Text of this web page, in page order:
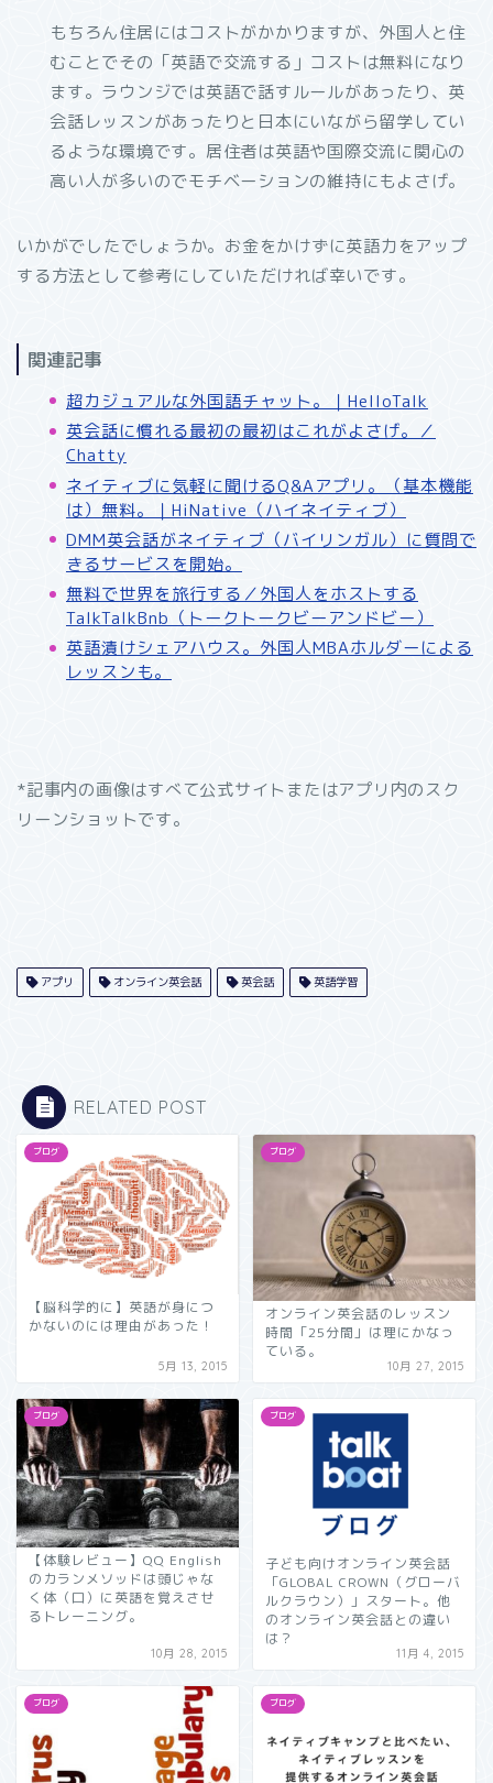
もちろん住居にはコストがかかりますが、外国人と住
むことでその「英語で交流する」コストは無料になり
ます。ラウンジでは英語で話すルールがあったり、英
会話レッスンがあったりと日本にいながら留学してい
るような環境です。居住者は英語や国際交流に関心の
高い人が多いのでモチベーションの維持にもよさげ。
いかがでしたでしょうか。お金をかけずに英語力をアップ
する方法として参考にしていただければ幸いです。
関連記事
超カジュアルな外国語チャット。｜HelloTalk
英会話に慣れる最初の最初はこれがよさげ。／
Chatty
ネイティブに気軽に聞けるQ&Aアプリ。（基本機能
は）無料。｜HiNative（ハイネイティブ）
DMM英会話がネイティブ（バイリンガル）に質問で
きるサービスを開始。
無料で世界を旅行する／外国人をホストする
TalkTalkBnb（トークトークビーアンドビー）
英語漬けシェアハウス。外国人MBAホルダーによる
レッスンも。
*記事内の画像はすべて公式サイトまたはアプリ内のスク
リーンショットです。
アプリ オンライン英会話 英会話 英語学習
RELATED POST
ブログ
【脳科学的に】英語が身につ
かないのには理由があった！
5月 13, 2015
ブログ
オンライン英会話のレッスン
時間「25分間」は理にかなっ
ている。
10月 27, 2015
ブログ
【体験レビュー】QQ English
のカランメソッドは頭じゃな
く体（口）に英語を覚えさせ
るトレーニング。
10月 28, 2015
ブログ
子ども向けオンライン英会話
「GLOBAL CROWN（グローバ
ルクラウン）」スタート。他
のオンライン英会話との違い
は？
11月 4, 2015
ブログ ブログ